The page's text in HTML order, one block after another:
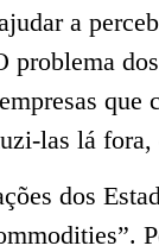
a
problema
las lá fora,
dos